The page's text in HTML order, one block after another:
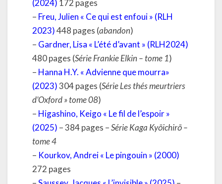
(2024) 172 pages
– Freu, Julien « Ce qui est enfoui » (RLH
2023)448 pages (abandon)
– Gardner, Lisa « L’été d’avant » (RLH2024)
480 pages (Série Frankie Elkin – tome 1)
– Hanna H.Y. « Advienne que mourra»
(2023)304 pages (Série Les thés meurtriers
d’Oxford » tome 08)
– Higashino, Keigo « Le fil de l’espoir »
(2025) – 384 pages –Série Kaga Kyōichirō –
tome 4
– Kourkov, Andrei « Le pingouin » (2000)
272 pages